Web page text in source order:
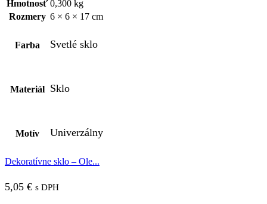
Hmotnosť 0,300 kg
Rozmery 6 × 6 × 17 cm
Farba Svetlé sklo
Materiál Sklo
Motív Univerzálny
Dekoratívne sklo – Ole...
5,05 € s DPH